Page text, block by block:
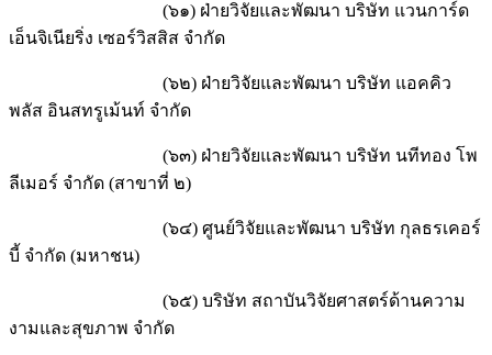
(๖๑) ฝ่ายวิจัยและพัฒนา บริษัท แวนการ์ด
เอ็นจิเนียริ่ง เซอร์วิสสิส จำกัด
(๖๒) ฝ่ายวิจัยและพัฒนา บริษัท แอคคิว
พลัส อินสทรูเม้นท์ จำกัด
(๖๓) ฝ่ายวิจัยและพัฒนา บริษัท นทีทอง โพ
ลีเมอร์ จำกัด (สาขาที่ ๒)
(๖๔) ศูนย์วิจัยและพัฒนา บริษัท กุลธรเคอร์
บี้ จำกัด (มหาชน)
(๖๕) บริษัท สถาบันวิจัยศาสตร์ด้านความ
งามและสุขภาพ จำกัด